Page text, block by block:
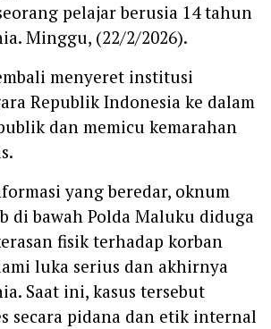
pelajar berusia 14 tahun
Minggu, (22/2/2026).
menyeret institusi
Republik Indonesia ke dalam
dan memicu kemarahan
yang beredar, oknum
di bawah Polda Maluku diduga
fisik terhadap korban
luka serius dan akhirnya
Saat ini, kasus tersebut
secara pidana dan etik internal